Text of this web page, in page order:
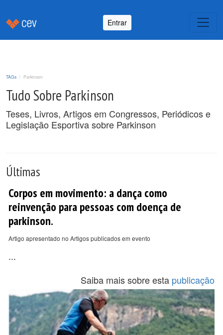
Entrar
TAGs Parkinson
Tudo Sobre Parkinson
Teses, Livros, Artigos em Congressos, Periódicos e
Legislação Esportiva sobre Parkinson
Últimas
Corpos em movimento: a dança como
reinvenção para pessoas com doença de
parkinson.
Artigo apresentado no Artigos publicados em evento
...
Saiba mais sobre esta publicação